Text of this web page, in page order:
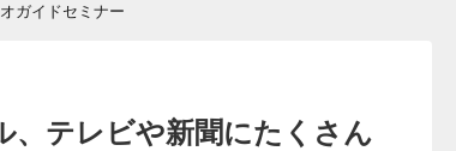
ガイドセミナー
、テレビや新聞にたくさん